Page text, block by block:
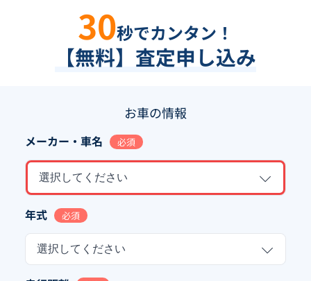
30秒でカンタン！
【無料】査定申し込み
お車の情報
メーカー・車名 必須
選択してください
年式 必須
選択してください